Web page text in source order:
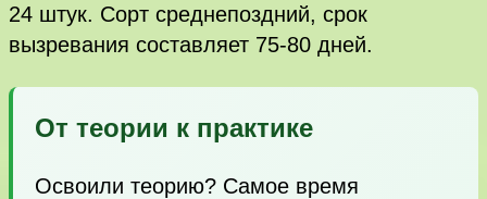
24 штук. Сорт среднепоздний, срок
вызревания составляет 75-80 дней.
От теории к практике
Освоили теорию? Самое время